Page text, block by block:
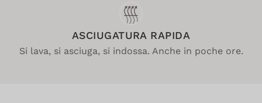
ASCIUGATURA RAPIDA
Si lava, si asciuga, si indossa. Anche in poche ore.